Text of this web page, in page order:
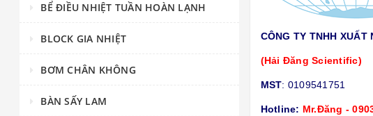
CÔNG TY TNHH XUẤT
(Hải Đăng Scientific)
MST: 0109541751
Hotline: Mr.Đăng -
BỂ ĐIỀU NHIỆT TUẦN HOÀN LẠNH
BLOCK GIA NHIỆT
BƠM CHÂN KHÔNG
BÀN SẤY LAM